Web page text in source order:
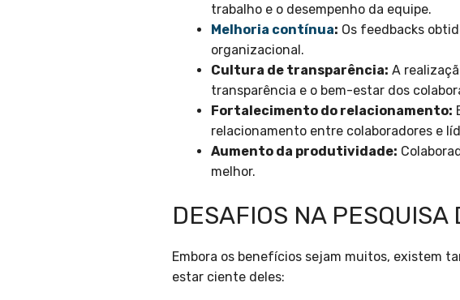
trabalho e o desempenho da equipe.
Melhoria contínua: Os feedbacks
organizacional.
Cultura de transparência: A
transparência e o bem-estar dos
Fortalecimento do relacionamento:
relacionamento entre colaboradores e
Aumento da produtividade:
melhor.
DESAFIOS NA
Embora os benefícios sejam muitos, existem
estar ciente deles: